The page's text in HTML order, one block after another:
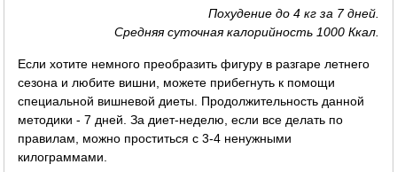
Похудение до 4 кг за 7 дней.
Средняя суточная калорийность 1000 Ккал.
Если хотите немного преобразить фигуру в разгаре летнего
сезона и любите вишни, можете прибегнуть к помощи
специальной вишневой диеты. Продолжительность данной
методики - 7 дней. За диет-неделю, если все делать по
правилам, можно проститься с 3-4 ненужными
килограммами.